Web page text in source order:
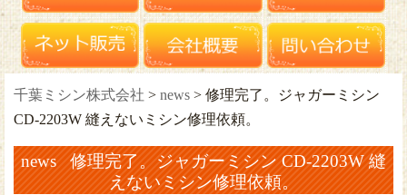
千葉ミシン株式会社 > news > 修理完了。ジャガーミシン
CD-2203W 縫えないミシン修理依頼。
news 修理完了。ジャガーミシン CD-2203W 縫
えないミシン修理依頼。